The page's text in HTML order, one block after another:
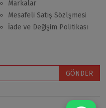
Markalar
Mesafeli Satış Sözlşmesi
İade ve Değişim Politikası
GÖNDER